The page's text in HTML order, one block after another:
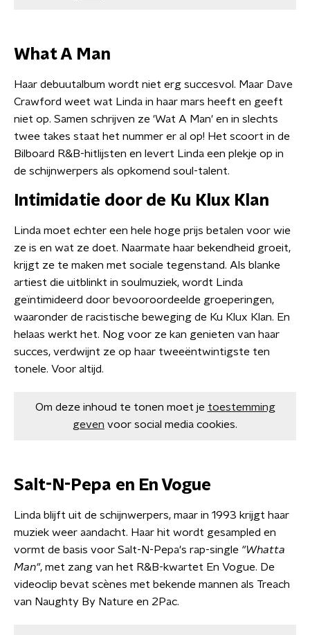
What A Man
Haar debuutalbum wordt niet erg succesvol. Maar Dave
Crawford weet wat Linda in haar mars heeft en geeft
niet op. Samen schrijven ze 'Wat A Man' en in slechts
twee takes staat het nummer er al op! Het scoort in de
Bilboard R&B-hitlijsten en levert Linda een plekje op in
de schijnwerpers als opkomend soul-talent.
Intimidatie door de Ku Klux Klan
Linda moet echter een hele hoge prijs betalen voor wie
ze is en wat ze doet. Naarmate haar bekendheid groeit,
krijgt ze te maken met sociale tegenstand. Als blanke
artiest die uitblinkt in soulmuziek, wordt Linda
geïntimideerd door bevooroordeelde groeperingen,
waaronder de racistische beweging de Ku Klux Klan. En
helaas werkt het. Nog voor ze kan genieten van haar
succes, verdwijnt ze op haar tweeëntwintigste ten
tonele. Voor altijd.
Om deze inhoud te tonen moet je toestemming
geven voor social media cookies.
Salt-N-Pepa en En Vogue
Linda blijft uit de schijnwerpers, maar in 1993 krijgt haar
muziek weer aandacht. Haar hit wordt gesampled en
vormt de basis voor Salt-N-Pepa's rap-single "Whatta
Man", met zang van het R&B-kwartet En Vogue. De
videoclip bevat scènes met bekende mannen als Treach
van Naughty By Nature en 2Pac.